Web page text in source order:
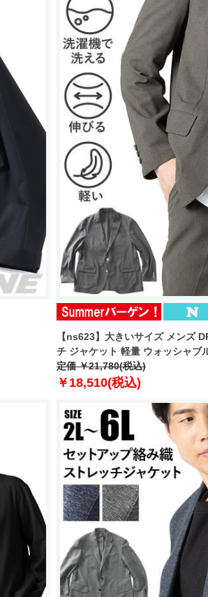
【ns623】大きいサイズ メンズ
チ ジャケット 軽量 ウォッシャブ
定価 ￥21,780(税込)
￥18,510(税込)